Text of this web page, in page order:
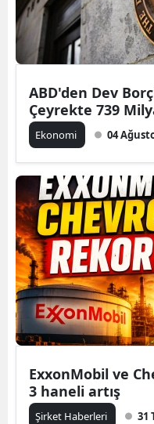
ABD'den Dev
Çeyrekte 739
Ekonomi 04
ExxonMobil ve
3 haneli artış
Şirket Haberleri 31